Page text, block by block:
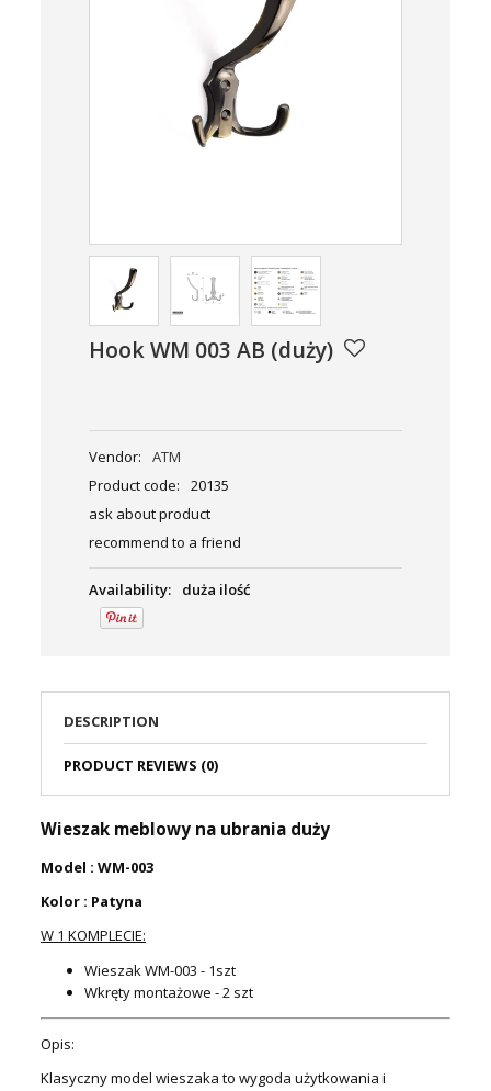
Hook WM 003 AB (duży)
Vendor:
ATM
Product code:
20135
ask about product
recommend to a friend
Availability: duża ilość
DESCRIPTION
PRODUCT REVIEWS (0)
Wieszak meblowy na ubrania duży
Model : WM-003
Kolor : Patyna
W 1 KOMPLECIE:
Wieszak WM-003 - 1szt
Wkręty montażowe - 2 szt
Opis:
Klasyczny model wieszaka to wygoda użytkowania i